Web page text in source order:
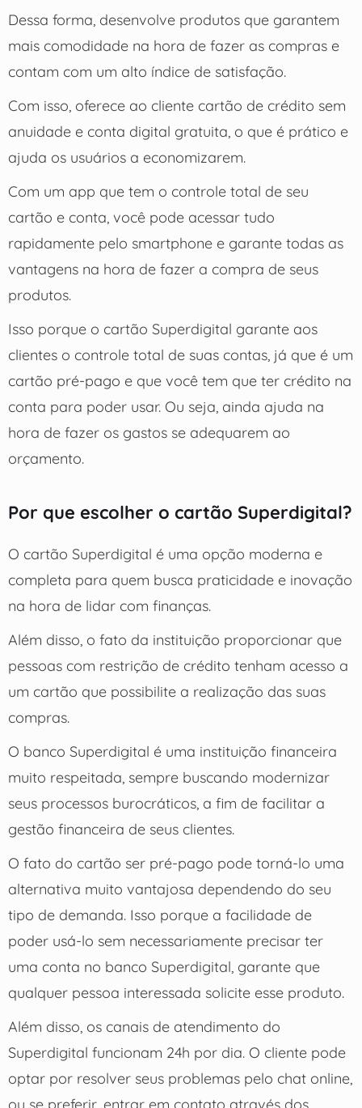
Dessa forma, desenvolve produtos que garantem
mais comodidade na hora de fazer as compras e
contam com um alto índice de satisfação.
Com isso, oferece ao cliente cartão de crédito sem
anuidade e conta digital gratuita, o que é prático e
ajuda os usuários a economizarem.
Com um app que tem o controle total de seu
cartão e conta, você pode acessar tudo
rapidamente pelo smartphone e garante todas as
vantagens na hora de fazer a compra de seus
produtos.
Isso porque o cartão Superdigital garante aos
clientes o controle total de suas contas, já que é um
cartão pré-pago e que você tem que ter crédito na
conta para poder usar. Ou seja, ainda ajuda na
hora de fazer os gastos se adequarem ao
orçamento.
Por que escolher o cartão Superdigital?
O cartão Superdigital é uma opção moderna e
completa para quem busca praticidade e inovação
na hora de lidar com finanças.
Além disso, o fato da instituição proporcionar que
pessoas com restrição de crédito tenham acesso a
um cartão que possibilite a realização das suas
compras.
O banco Superdigital é uma instituição financeira
muito respeitada, sempre buscando modernizar
seus processos burocráticos, a fim de facilitar a
gestão financeira de seus clientes.
O fato do cartão ser pré-pago pode torná-lo uma
alternativa muito vantajosa dependendo do seu
tipo de demanda. Isso porque a facilidade de
poder usá-lo sem necessariamente precisar ter
uma conta no banco Superdigital, garante que
qualquer pessoa interessada solicite esse produto.
Além disso, os canais de atendimento do
Superdigital funcionam 24h por dia. O cliente pode
optar por resolver seus problemas pelo chat online,
ou se preferir, entrar em contato através dos